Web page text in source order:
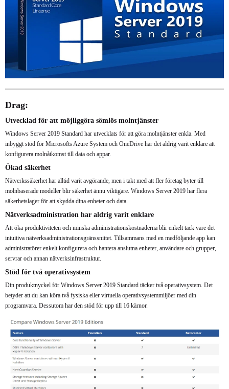
Drag:
Utvecklad för att möjliggöra sömlös molntjänster
Windows Server 2019 Standard har utvecklats för att göra molntjänster enkla. Med
inbyggt stöd för Microsofts Azure System och OneDrive har det aldrig varit enklare att
konfigurera molnåtkomst till data och appar.
Ökad säkerhet
Nätverkssäkerhet har alltid varit avgörande, men i takt med att fler företag byter till
molnbaserade modeller blir säkerhet ännu viktigare. Windows Server 2019 har flera
säkerhetslager för att skydda dina enheter och data.
Nätverksadministration har aldrig varit enklare
Att öka produktiviteten och minska administrationskostnaderna blir enkelt tack vare det
intuitiva nätverksadministrationsgränssnittet. Tillsammans med en medföljande app kan
administratörer enkelt konfigurera och hantera anslutna enheter, användare och grupper,
servrar och annan nätverksinfrastruktur.
Stöd för två operativsystem
Din produktnyckel för Windows Server 2019 Standard täcker två operativsystem. Det
betyder att du kan köra två fysiska eller virtuella operativsystemmiljöer med din
programvara. Dessutom har den stöd för upp till 16 kärnor.